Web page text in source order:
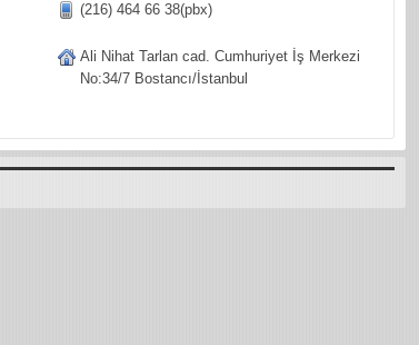
(216) 464 66 38(pbx)
Ali Nihat Tarlan cad. Cumhuriyet İş Merkezi
No:34/7 Bostancı/İstanbul